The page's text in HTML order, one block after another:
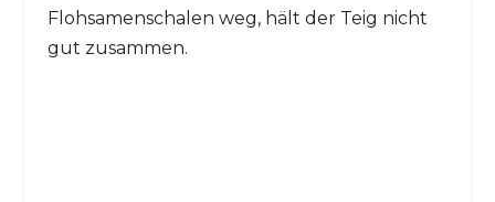
Flohsamenschalen weg, hält der Teig nicht
gut zusammen.